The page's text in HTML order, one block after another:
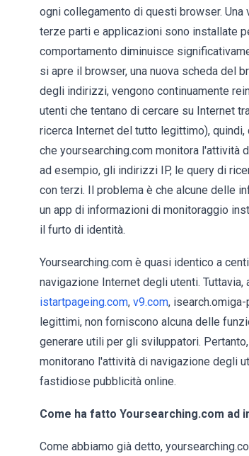
ogni collegamento di questi browser.
terze parti e applicazioni sono installate
comportamento diminuisce
si apre il browser, una nuova scheda del
degli indirizzi, vengono continuamente
utenti che tentano di cercare su Internet
ricerca Internet del tutto legittimo),
che yoursearching.com monitora
ad esempio, gli indirizzi IP, le query di
con terzi. Il problema è che alcune delle
un app di informazioni di monitoraggio
il furto di identità.
Yoursearching.com è quasi identico a
navigazione Internet degli utenti. Tuttavia,
istartpageing.com, v9.com,
legittimi, non forniscono alcuna delle
generare utili per gli sviluppatori.
monitorano l'attività di navigazione degli
fastidiose pubblicità online.
Come ha fatto Yoursearching.com ad
Come abbiamo già detto,